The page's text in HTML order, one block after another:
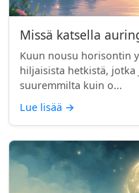
Missä katsella
Kuun nousu horisontin
hiljaisista hetkistä,
suuremmilta kuin o...
Lue lisää →